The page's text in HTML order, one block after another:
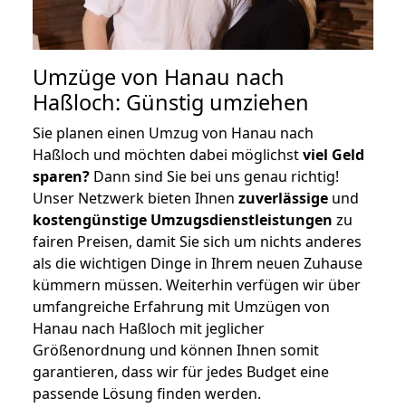
Umzüge von Hanau nach
Haßloch: Günstig umziehen
Sie planen einen Umzug von Hanau nach
Haßloch und möchten dabei möglichstviel Geld
sparen? Dann sind Sie bei uns genau richtig!
Unser Netzwerk bieten Ihnen zuverlässige und
kostengünstige Umzugsdienstleistungen zu
fairen Preisen, damit Sie sich um nichts anderes
als die wichtigen Dinge in Ihrem neuen Zuhause
kümmern müssen. Weiterhin verfügen wir über
umfangreiche Erfahrung mit Umzügen von
Hanau nach Haßloch mit jeglicher
Größenordnung und können Ihnen somit
garantieren, dass wir für jedes Budget eine
passende Lösung finden werden.